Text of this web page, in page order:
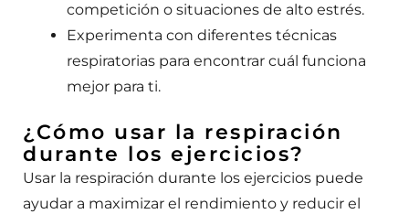
competición o situaciones de alto estrés.
Experimenta con diferentes técnicas
respiratorias para encontrar cuál funciona
mejor para ti.
¿Cómo usar la respiración
durante los ejercicios?
Usar la respiración durante los ejercicios puede
ayudar a maximizar el rendimiento y reducir el